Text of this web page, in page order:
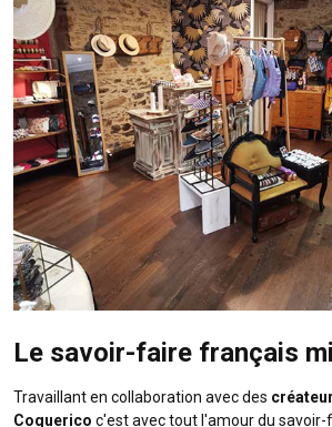
Le savoir-faire français
Travaillant en collaboration avec des
Coquerico c'est avec tout l'amour du savoir-